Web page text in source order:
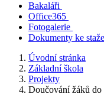
Bakaláři
Office365
Fotogalerie
Dokumenty ke
Úvodní stránka
Základní škola
Projekty
Doučování žáků do